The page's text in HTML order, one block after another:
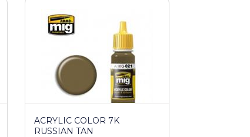
ACRYLIC COLOR 7K
RUSSIAN TAN